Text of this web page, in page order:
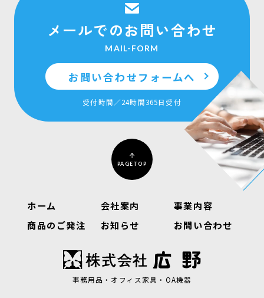
メールでのお問い合わせ
MAIL-FORM
お問い合わせフォームへ
受付時間／24時間365日受付
PAGETOP
事務用品・オフィス家具・OA機器
ホーム 会社案内
事業内容
商品のご発注
お知らせ お問い合わせ